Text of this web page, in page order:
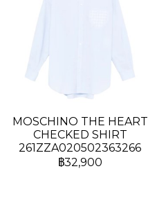
MOSCHINO THE HEART
CHECKED SHIRT
261ZZA020502363266
฿32,900